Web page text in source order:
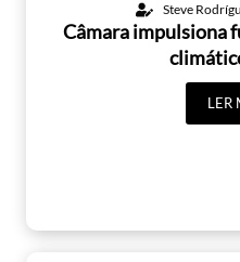
Steve
Câmara impulsiona
LER